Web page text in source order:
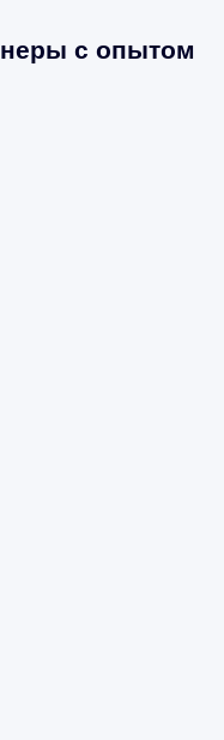
с опытом